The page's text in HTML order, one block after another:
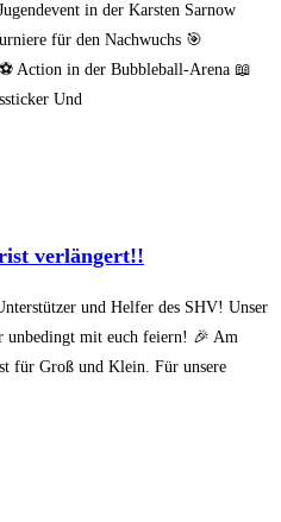
in der Karsten Sarnow
für den Nachwuchs 🎯
Action in der Bubbleball-Arena 📖
Und
verlängert!!
und Helfer des SHV! Unser
unbedingt mit euch feiern! 🎉 Am
für Groß und Klein. Für unsere